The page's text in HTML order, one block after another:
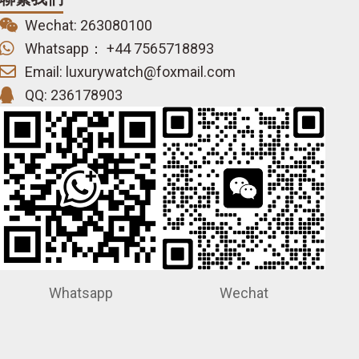
Wechat: 263080100
Whatsapp： +44 7565718893
Email: luxurywatch@foxmail.com
QQ: 236178903
Whatsapp Wechat